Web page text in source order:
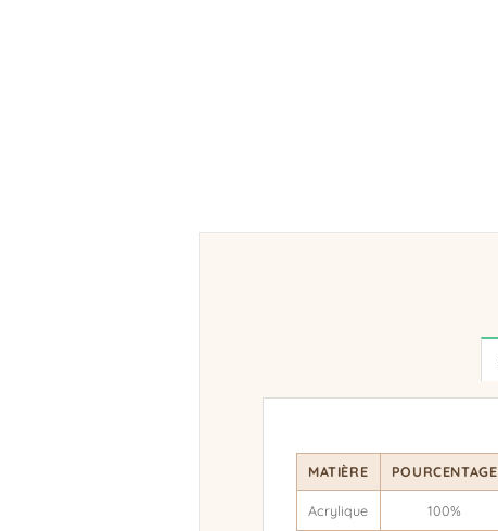
MATIÈRE POURCENTAGE
Acrylique 100%